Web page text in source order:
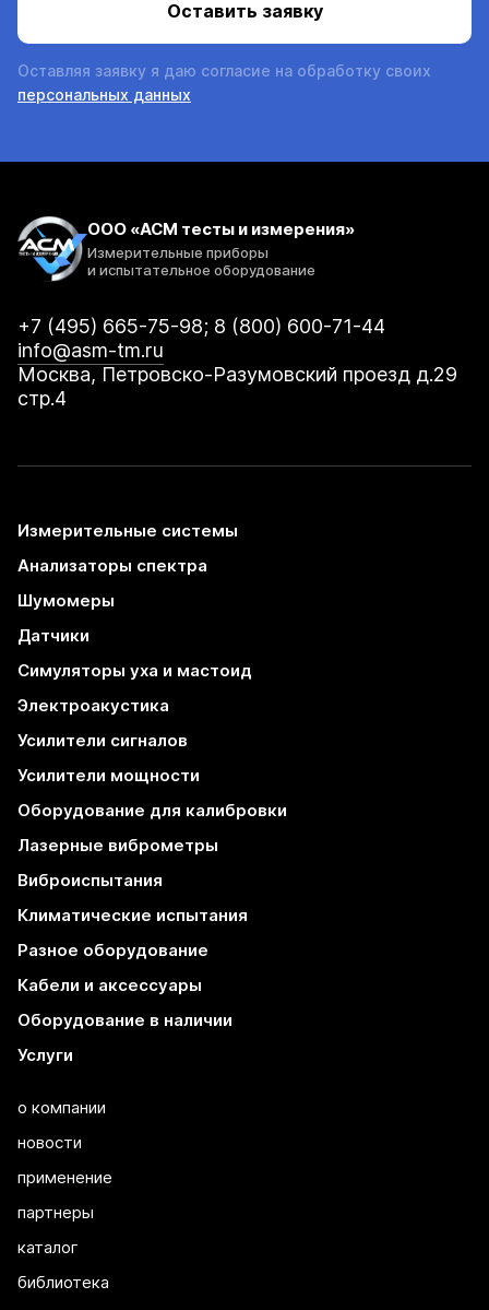
Оставляя заявку я даю согласие на обработку своих
персональных данных
ООО «АСМ тесты и измерения»
Измерительные приборы
и испытательное оборудование
+7 (495) 665-75-98; 8 (800) 600-71-44
info@asm-tm.ru
Москва, Петровско-Разумовский проезд д.29
стр.4
Измерительные системы
Анализаторы спектра
Шумомеры
Датчики
Симуляторы уха и мастоид
Электроакустика
Усилители сигналов
Усилители мощности
Оборудование для калибровки
Лазерные виброметры
Виброиспытания
Климатические испытания
Разное оборудование
Кабели и аксессуары
Оборудование в наличии
Услуги
о компании
новости
применение
партнеры
каталог
библиотека